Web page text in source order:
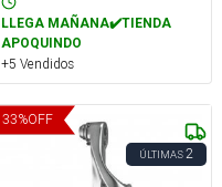
LLEGA MAÑANA✔️TIENDA
APOQUINDO
+5 Vendidos
33%OFF
ÚLTIMAS2